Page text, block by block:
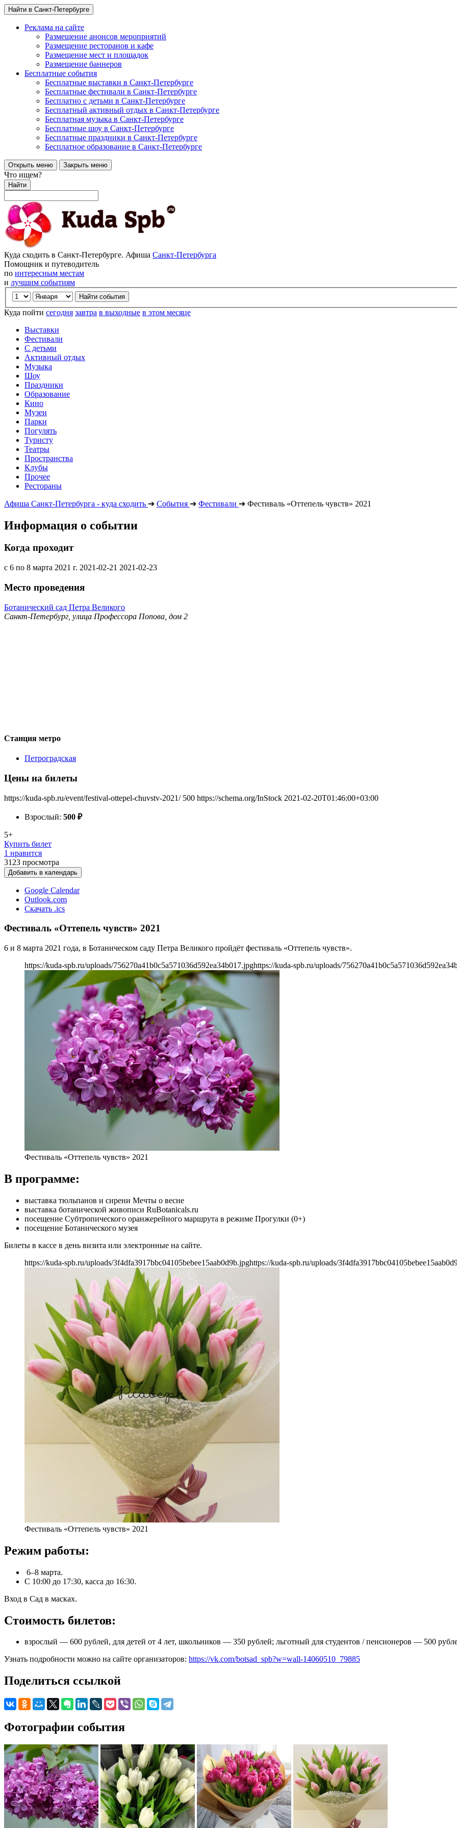
Найти в Санкт-Петербурге
Реклама на сайте
Размещение анонсов мероприятий
Размещение ресторанов и кафе
Размещение мест и площадок
Размещение баннеров
Бесплатные события
Бесплатные выставки в Санкт-Петербурге
Бесплатные фестивали в Санкт-Петербурге
Бесплатно с детьми в Санкт-Петербурге
Бесплатный активный отдых в Санкт-Петербурге
Бесплатная музыка в Санкт-Петербурге
Бесплатные шоу в Санкт-Петербурге
Бесплатные праздники в Санкт-Петербурге
Бесплатное образование в Санкт-Петербурге
Открыть меню Закрыть меню
Что ищем?
Найти
Куда сходить в Санкт-Петербурге. Афиша Санкт-Петербурга
Помощник и путеводитель
по интересным местам
и лучшим событиям
Куда пойти сегодня завтра в выходные в этом месяце
Выставки
Фестивали
С детьми
Активный отдых
Музыка
Шоу
Праздники
Образование
Кино
Музеи
Парки
Погулять
Туристу
Театры
Пространства
Клубы
Прочее
Рестораны
Афиша Санкт-Петербурга - куда сходить ➔ События ➔ Фестивали ➔ Фестиваль «Оттепель чувств» 2021
Информация о событии
Когда проходит
с 6 по 8 марта 2021 г. 2021-02-21 2021-02-23
Место проведения
Ботанический сад Петра Великого
Санкт-Петербург, улица Профессора Попова, дом 2
Станция метро
Петроградская
Цены на билеты
https://kuda-spb.ru/event/festival-ottepel-chuvstv-2021/ 500 https://schema.org/InStock 2021-02-20T01:46:00+03:00
Взрослый: 500 ₽
5+
Купить билет
1 нравится
3123 просмотра
Добавить в календарь
Google Calendar
Outlook.com
Скачать .ics
Фестиваль «Оттепель чувств» 2021
6 и 8 марта 2021 года, в Ботаническом саду Петра Великого пройдёт фестиваль «Оттепель чувств».
https://kuda-spb.ru/uploads/756270a41b0c5a571036d592ea34b017.jpghttps://kuda-spb.ru/uploads/
Фестиваль «Оттепель чувств» 2021
В программе:
выставка тюльпанов и сирени Мечты о весне
выставка ботанической живописи RuBotanicals.ru
посещение Субтропического оранжерейного маршрута в режиме Прогулки (0+)
посещение Ботанического музея
Билеты в кассе в день визита или электронные на сайте.
https://kuda-spb.ru/uploads/3f4dfa3917bbc04105bebee15aab0d9b.jpghttps://kuda-spb.ru/uploads/
Фестиваль «Оттепель чувств» 2021
Режим работы:
6–8 марта.
С 10:00 до 17:30, касса до 16:30.
Вход в Сад в масках.
Стоимость билетов:
взрослый — 600 рублей, для детей от 4 лет, школьников — 350 рублей; льготный для студентов / пенсионеров — 500
Узнать подробности можно на сайте организаторов: https://vk.com/botsad_spb?w=wall-14060510_79885
Поделиться ссылкой
Фотографии события